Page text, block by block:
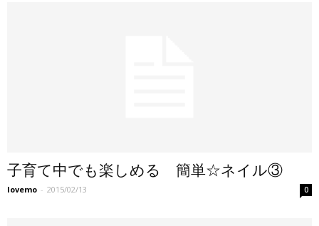
子育て中でも楽しめる 簡単☆ネイル③
lovemo - 2015/02/13 0